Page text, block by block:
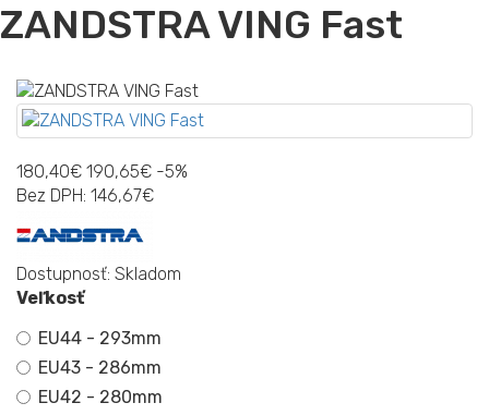
ZANDSTRA VING Fast
180,40€ 190,65€ -5%
Bez DPH: 146,67€
Dostupnosť: Skladom
Veľkosť
EU44 - 293mm
EU43 - 286mm
EU42 - 280mm